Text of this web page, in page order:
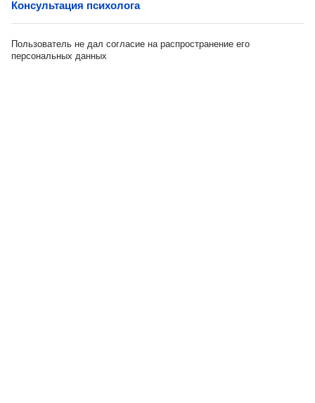
Консультация психолога
Пользователь не дал согласие на распространение его
персональных данных